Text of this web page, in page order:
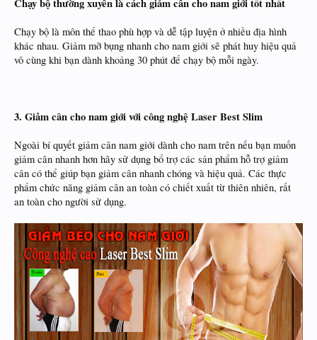
Chạy bộ thường xuyên là cách giảm cân cho nam giới tốt nhất
Chạy bộ là môn thể thao phù hợp và dễ tập luyện ở nhiều địa hình
khác nhau. Giảm mỡ bụng nhanh cho nam giới sẽ phát huy hiệu quả
vô cùng khi bạn dành khoảng 30 phút để chạy bộ mỗi ngày.
3. Giảm cân cho nam giới với công nghệ Laser Best Slim
Ngoài bí quyết giảm cân nam giới dành cho nam trên nếu bạn muốn
giảm cân nhanh hơn hãy sử dụng bổ trợ các sản phẩm hỗ trợ giảm
cân có thể giúp bạn giảm cân nhanh chóng và hiệu quả. Các thực
phẩm chức năng giảm cân an toàn có chiết xuất từ thiên nhiên, rất
an toàn cho người sử dụng.